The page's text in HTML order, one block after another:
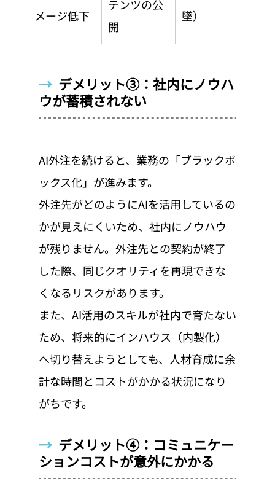
メージ低下
テンツの公
開
墜）
→ デメリット③：社内にノウハ
ウが蓄積されない
AI外注を続けると、業務の「ブラックボ
ックス化」が進みます。
外注先がどのようにAIを活用しているの
かが見えにくいため、社内にノウハウ
が残りません。外注先との契約が終了
した際、同じクオリティを再現できな
くなるリスクがあります。
また、AI活用のスキルが社内で育たない
ため、将来的にインハウス（内製化）
へ切り替えようとしても、人材育成に余
計な時間とコストがかかる状況になり
がちです。
→ デメリット④：コミュニケー
ションコストが意外にかかる